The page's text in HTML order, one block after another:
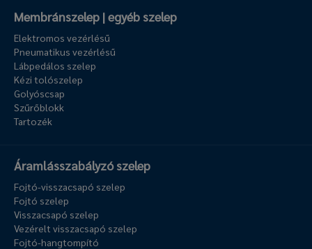
Membránszelep | egyéb szelep
Elektromos vezérlésű
Pneumatikus vezérlésű
Lábpedálos szelep
Kézi tolószelep
Golyóscsap
Szűrőblokk
Tartozék
Áramlásszabályzó szelep
Fojtó-visszacsapó szelep
Fojtó szelep
Visszacsapó szelep
Vezérelt visszacsapó szelep
Fojtó-hangtompító